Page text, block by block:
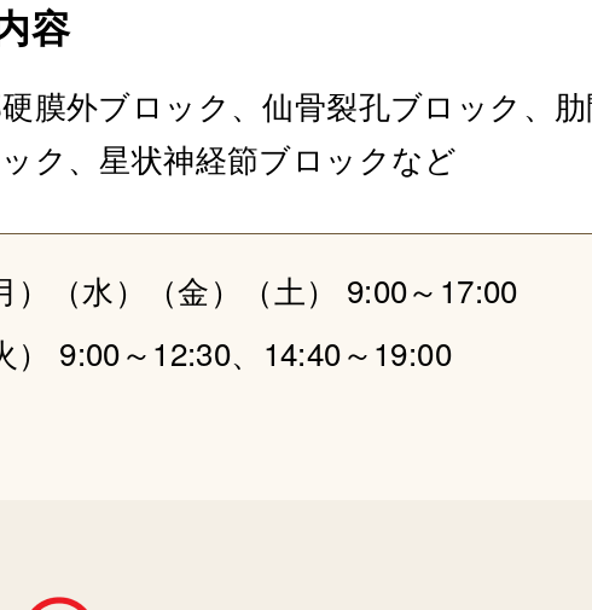
容
膜外ブロック、仙骨裂孔ブロック、
ク、星状神経節ブロックなど
（水）（金）（土） 9:00～17:00
9:00～12:30、14:40～19:00